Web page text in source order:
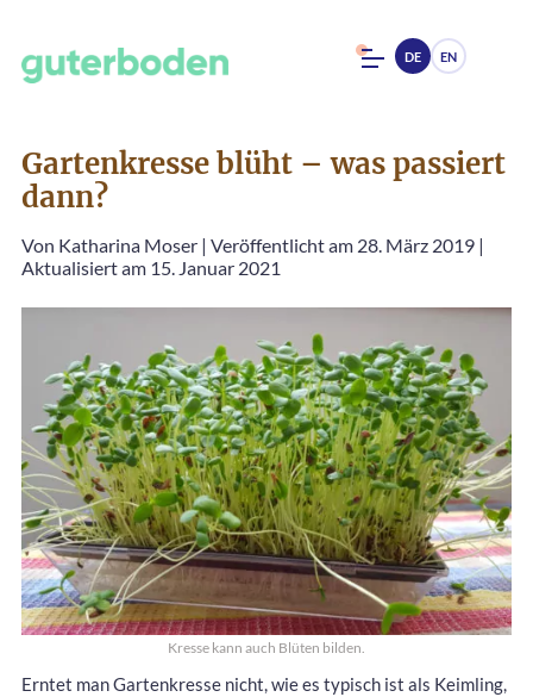
DE EN
Gartenkresse blüht – was passiert
dann?
Von Katharina Moser | Veröffentlicht am 28. März 2019 |
Aktualisiert am 15. Januar 2021
Kresse kann auch Blüten bilden.
Erntet man Gartenkresse nicht, wie es typisch ist als Keimling,